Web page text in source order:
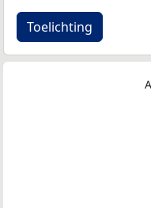
Toelichting